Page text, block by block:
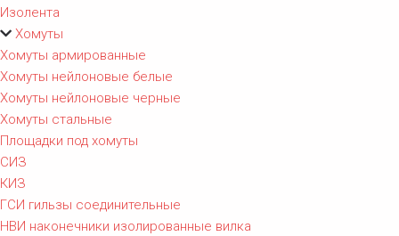
Изолента
Хомуты
Хомуты армированные
Хомуты нейлоновые белые
Хомуты нейлоновые черные
Хомуты стальные
Площадки под хомуты
СИЗ
КИЗ
ГСИ гильзы соединительные
НВИ наконечники изолированные вилка